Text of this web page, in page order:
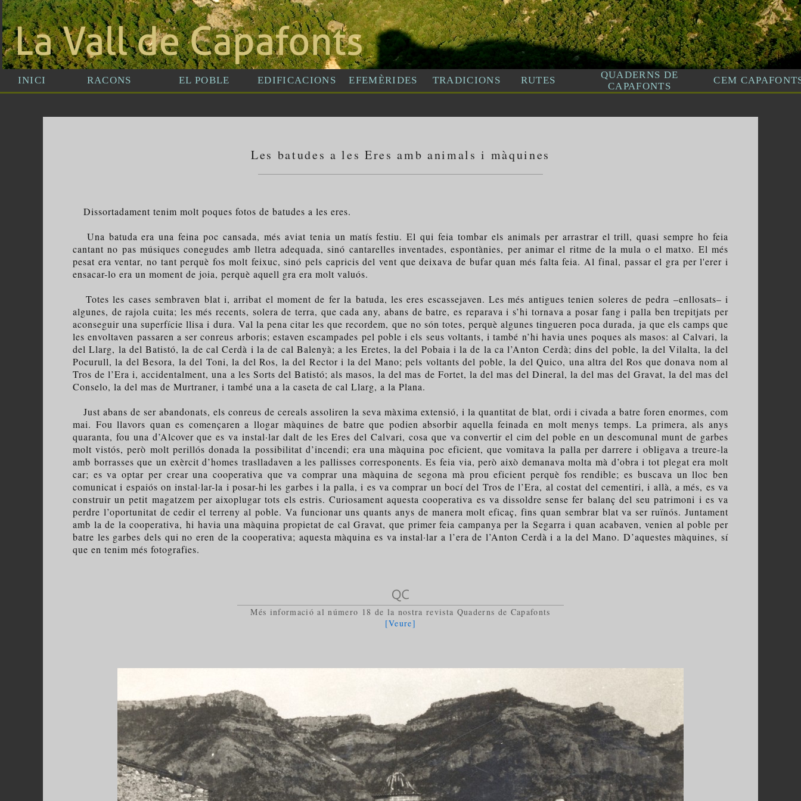
Les batudes a les Eres amb animals i màquines
Dissortadament tenim molt poques fotos de batudes a les eres.
Una batuda era una feina poc cansada, més aviat tenia un matís festiu. El qui feia tombar els animals per arrastrar el trill, quasi sempre ho feia
cantant no pas músiques conegudes amb lletra adequada, sinó cantarelles inventades, espontànies, per animar el ritme de la mula o el matxo. El més
pesat era ventar, no tant perquè fos molt feixuc, sinó pels capricis del vent que deixava de bufar quan més falta feia. Al final, passar el gra per l'erer i
ensacar-lo era un moment de joia, perquè aquell gra era molt valuós.
Totes les cases sembraven blat i, arribat el moment de fer la batuda, les eres escassejaven. Les més antigues tenien soleres de pedra –enllosats– i
algunes, de rajola cuita; les més recents, solera de terra, que cada any, abans de batre, es reparava i s’hi tornava a posar fang i palla ben trepitjats per
aconseguir una superfície llisa i dura. Val la pena citar les que recordem, que no són totes, perquè algunes tingueren poca durada, ja que els camps que
les envoltaven passaren a ser conreus arboris; estaven escampades pel poble i els seus voltants, i també n’hi havia unes poques als masos: al Calvari, la
del Llarg, la del Batistó, la de cal Cerdà i la de cal Balenyà; a les Eretes, la del Pobaia i la de la ca l’Anton Cerdà; dins del poble, la del Vilalta, la del
Pocurull, la del Besora, la del Toni, la del Ros, la del Rector i la del Mano; pels voltants del poble, la del Quico, una altra del Ros que donava nom al
Tros de l’Era i, accidentalment, una a les Sorts del Batistó; als masos, la del mas de Fortet, la del mas del Dineral, la del mas del Gravat, la del mas del
Conselo, la del mas de Murtraner, i també una a la caseta de cal Llarg, a la Plana.
Just abans de ser abandonats, els conreus de cereals assoliren la seva màxima extensió, i la quantitat de blat, ordi i civada a batre foren enormes, com
mai. Fou llavors quan es començaren a llogar màquines de batre que podien absorbir aquella feinada en molt menys temps. La primera, als anys
quaranta, fou una d’Alcover que es va instal·lar dalt de les Eres del Calvari, cosa que va convertir el cim del poble en un descomunal munt de garbes
molt vistós, però molt perillós donada la possibilitat d’incendi; era una màquina poc eficient, que vomitava la palla per darrere i obligava a treure-la
amb borrasses que un exèrcit d’homes traslladaven a les pallisses corresponents. Es feia via, però això demanava molta mà d’obra i tot plegat era molt
car; es va optar per crear una cooperativa que va comprar una màquina de segona mà prou eficient perquè fos rendible; es buscava un lloc ben
comunicat i espaiós on instal·lar-la i posar-hi les garbes i la palla, i es va comprar un bocí del Tros de l’Era, al costat del cementiri, i allà, a més, es va
construir un petit magatzem per aixoplugar tots els estris. Curiosament aquesta cooperativa es va dissoldre sense fer balanç del seu patrimoni i es va
perdre l’oportunitat de cedir el terreny al poble. Va funcionar uns quants anys de manera molt eficaç, fins quan sembrar blat va ser ruïnós. Juntament
amb la de la cooperativa, hi havia una màquina propietat de cal Gravat, que primer feia campanya per la Segarra i quan acabaven, venien al poble per
batre les garbes dels qui no eren de la cooperativa; aquesta màquina es va instal·lar a l’era de l’Anton Cerdà i a la del Mano. D’aquestes màquines, sí
que en tenim més fotografies.
Més informació al número 18 de la nostra revista Quaderns de Capafonts
[Veure]